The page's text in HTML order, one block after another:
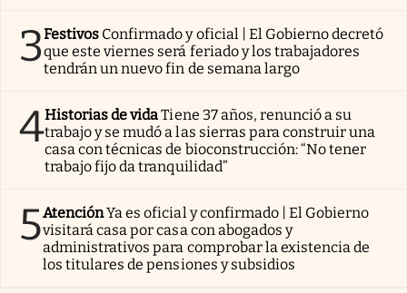
3Festivos Confirmado y oficial | El Gobierno decretó
que este viernes será feriado y los trabajadores
tendrán un nuevo fin de semana largo
4Historias de vidaTiene 37 años, renunció a su
trabajo y se mudó a las sierras para construir una
casa con técnicas de bioconstrucción: “No tener
trabajo fijo da tranquilidad”
5AtenciónYa es oficial y confirmado | El Gobierno
visitará casa por casa con abogados y
administrativos para comprobar la existencia de
los titulares de pensiones y subsidios